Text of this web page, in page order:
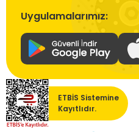
Uygulamalarımız:
ETBİS Sistemine
Kayıtlıdır.